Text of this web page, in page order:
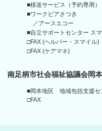
■移送サービス（予約専用）
■ワークピアさつき
／アースエコー
■自立サポートセンター ス
□FAX (ヘルパー・スマイル)
□FAX (ケアマネ)
南足柄市社会福祉協議会岡
■岡本地区 地域包括支援セ
□FAX